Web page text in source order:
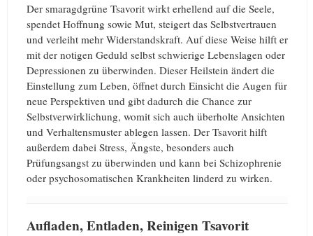
Der smaragdgrüne Tsavorit wirkt erhellend auf die Seele,
spendet Hoffnung sowie Mut, steigert das Selbstvertrauen
und verleiht mehr Widerstandskraft. Auf diese Weise hilft er
mit der notigen Geduld selbst schwierige Lebenslagen oder
Depressionen zu überwinden. Dieser Heilstein ändert die
Einstellung zum Leben, öffnet durch Einsicht die Augen für
neue Perspektiven und gibt dadurch die Chance zur
Selbstverwirklichung, womit sich auch überholte Ansichten
und Verhaltensmuster ablegen lassen. Der Tsavorit hilft
außerdem dabei Stress, Ängste, besonders auch
Prüfungsangst zu überwinden und kann bei Schizophrenie
oder psychosomatischen Krankheiten linderd zu wirken.
Aufladen, Entladen, Reinigen Tsavorit